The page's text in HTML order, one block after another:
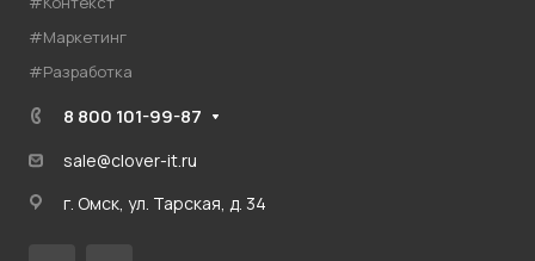
#Маркетинг
#Разработка
8 800 101-99-87
sale@clover-it.ru
г. Омск, ул. Тарская, д. 34